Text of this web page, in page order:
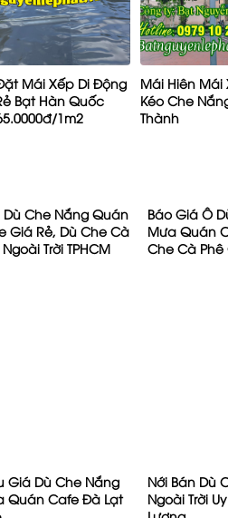
Mái Xếp Di Động
Bạt Hàn Quốc
1m2
Mái Hiên Mái
Kéo Che
Thành
Dù Che Nắng Quán
Giá Rẻ, Dù Che Cà
Trời TPHCM
Báo Giá Ô
Mưa Quán
Che Cà Phê
Giá Dù Che Nắng
Quán Cafe Đà Lạt
Nới Bán Dù
Ngoài Trời